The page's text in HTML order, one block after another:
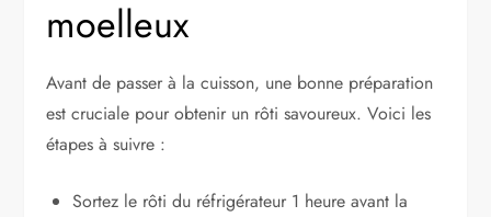
moelleux
Avant de passer à la cuisson, une bonne préparation
est cruciale pour obtenir un rôti savoureux. Voici les
étapes à suivre :
Sortez le rôti du réfrigérateur 1 heure avant la